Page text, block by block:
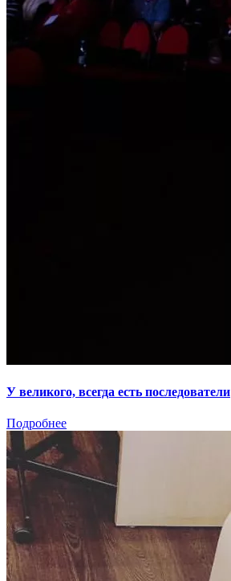
У великого, всегда есть последователи
Подробнее